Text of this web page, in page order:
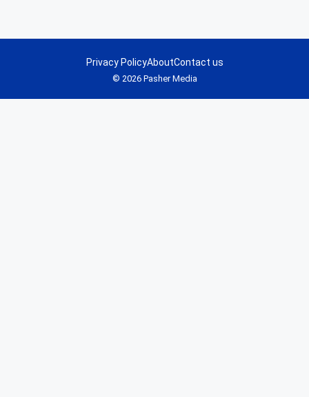
© 2026 Pasher Media
Privacy PolicyAboutContact us